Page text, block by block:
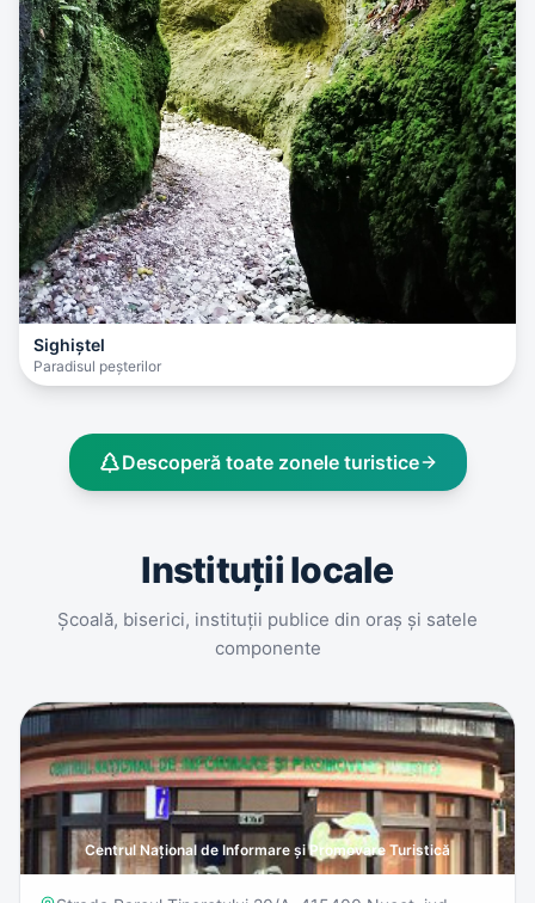
Sighiștel
Paradisul peșterilor
Descoperă toate zonele turistice
Instituții locale
Școală, biserici, instituții publice din oraș și satele
componente
Centrul Național de Informare și Promovare Turistică